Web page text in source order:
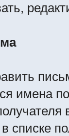
имена
списке